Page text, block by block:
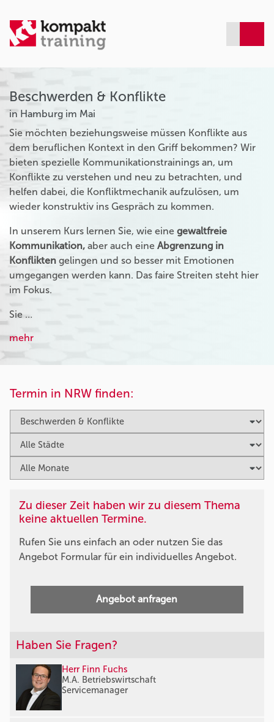
Beschwerden & Konflikte
in Hamburg im Mai
Sie möchten beziehungsweise müssen Konflikte aus
dem beruflichen Kontext in den Griff bekommen? Wir
bieten spezielle Kommunikationstrainings an, um
Konflikte zu verstehen und neu zu betrachten, und
helfen dabei, die Konfliktmechanik aufzulösen, um
wieder konstruktiv ins Gespräch zu kommen.
In unserem Kurs lernen Sie, wie eine gewaltfreie
Kommunikation, aber auch eine Abgrenzung in
Konflikten gelingen und so besser mit Emotionen
umgegangen werden kann. Das faire Streiten steht hier
im Fokus.
Sie …
mehr
Termin in NRW finden:
Zu dieser Zeit haben wir zu diesem Thema
keine aktuellen Termine.
Rufen Sie uns einfach an oder nutzen Sie das
Angebot Formular für ein individuelles Angebot.
Angebot anfragen
Haben Sie Fragen?
Herr Finn Fuchs
M.A. Betriebswirtschaft
Servicemanager